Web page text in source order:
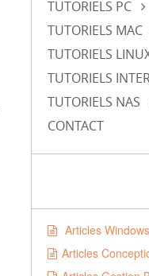
TUTORIELS PC
TUTORIELS MAC
TUTORIELS
TUTORIELS
TUTORIELS NAS
CONTACT
Articles
Articles